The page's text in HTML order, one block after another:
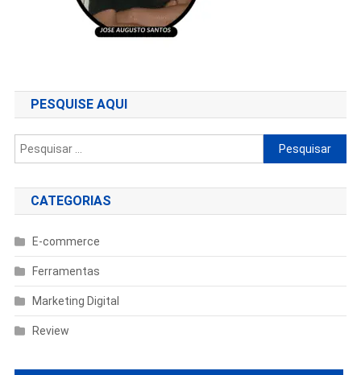
PESQUISE AQUI
Pesquisar
por:
CATEGORIAS
E-commerce
Ferramentas
Marketing Digital
Review